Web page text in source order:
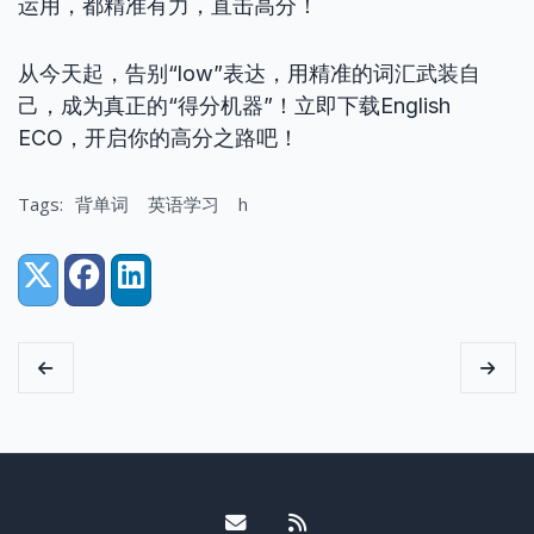
运用，都精准有力，直击高分！
从今天起，告别“low”表达，用精准的词汇武装自
己，成为真正的“得分机器”！立即下载English
ECO，开启你的高分之路吧！
Tags: 背单词 英语学习 h
Share:
X (Twitter)
FacebookLinkedIn
Email me